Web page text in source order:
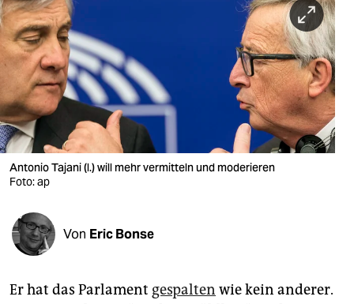
sport
berlin
nord
wahrheit
verlag
verlag
veranstaltungen
shop
Antonio Tajani (l.) will mehr vermitteln und moderieren
Foto: ap
Von Eric Bonse
Er hat das Parlament gespalten wie kein anderer.